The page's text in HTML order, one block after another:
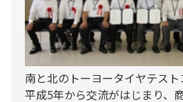
南と北のトーヨータイヤテス
平成5年から交流がはじまり、